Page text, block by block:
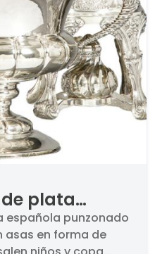
plata
1ª de
española punzonado
asas en forma de